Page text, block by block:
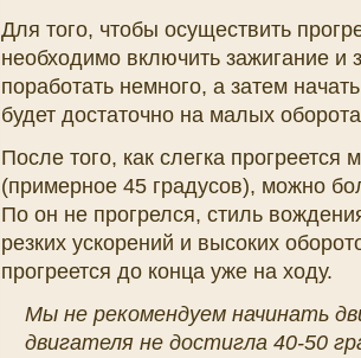
Для того, чтобы осуществить
необходимо включить зажигание и
поработать немного, а затем
будет достаточно на малых
После того, как слегка прогреется
(примерное 45 градусов), можно
По он не прогрелся, стиль
резких ускорений и высоких
прогреется до конца уже на ходу.
Мы не рекомендуем начинать
двигателя не достигла 40-50